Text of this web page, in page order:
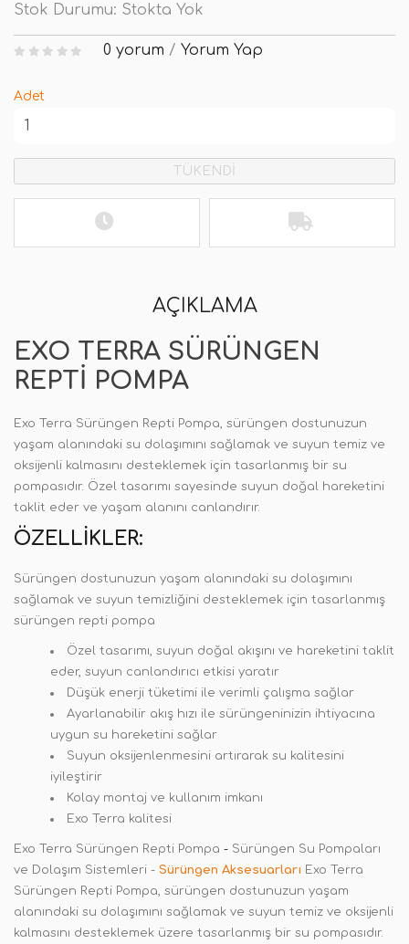
Stok Durumu: Stokta Yok
0 yorum / Yorum Yap
Adet
TÜKENDİ
AÇIKLAMA
EXO TERRA SÜRÜNGEN
REPTI POMPA
Exo Terra Sürüngen Repti Pompa, sürüngen dostunuzun
yaşam alanındaki su dolaşımını sağlamak ve suyun temiz ve
oksijenli kalmasını desteklemek için tasarlanmış bir su
pompasıdır. Özel tasarımı sayesinde suyun doğal hareketini
taklit eder ve yaşam alanını canlandırır.
ÖZELLIKLER:
Sürüngen dostunuzun yaşam alanındaki su dolaşımını
sağlamak ve suyun temizliğini desteklemek için tasarlanmış
sürüngen repti pompa
Özel tasarımı, suyun doğal akışını ve hareketini taklit
eder, suyun canlandırıcı etkisi yaratır
Düşük enerji tüketimi ile verimli çalışma sağlar
Ayarlanabilir akış hızı ile sürüngeninizin ihtiyacına
uygun su hareketini sağlar
Suyun oksijenlenmesini artırarak su kalitesini
iyileştirir
Kolay montaj ve kullanım imkanı
Exo Terra kalitesi
Exo Terra Sürüngen Repti Pompa - Sürüngen Su Pompaları
ve Dolaşım Sistemleri - Sürüngen Aksesuarları Exo Terra
Sürüngen Repti Pompa, sürüngen dostunuzun yaşam
alanındaki su dolaşımını sağlamak ve suyun temiz ve oksijenli
kalmasını desteklemek üzere tasarlanmış bir su pompasıdır.